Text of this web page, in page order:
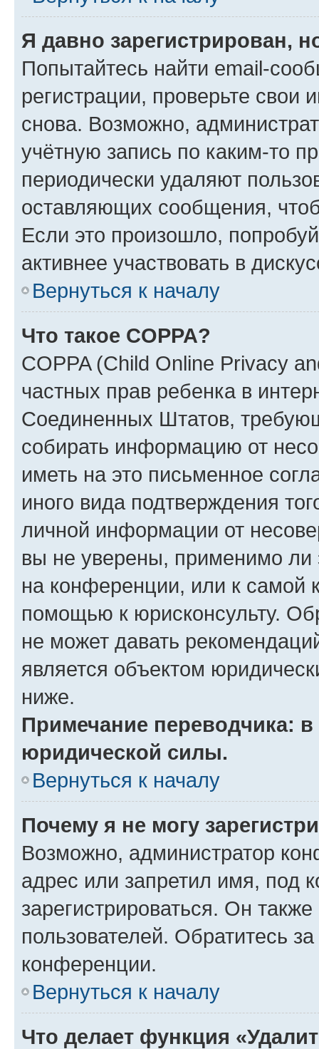
Я давно зарегистрирован,
Попытайтесь найти email-
регистрации, проверьте свои
снова. Возможно,
учётную запись по каким-то
периодически удаляют
оставляющих сообщения,
Если это произошло,
активнее участвовать в
Вернуться к началу
Что такое COPPA?
COPPA (Child Online Privacy
частных прав ребенка в
Соединенных Штатов,
собирать информацию от
иметь на это письменное
иного вида подтверждения
личной информации от
вы не уверены, применимо ли
на конференции, или к самой
помощью к юрисконсульту.
не может давать
является объектом
ниже.
Примечание переводчика:
юридической силы.
Вернуться к началу
Почему я не могу
Возможно, администратор
адрес или запретил имя, под
зарегистрироваться. Он
пользователей. Обратитесь
конференции.
Вернуться к началу
Что делает функция